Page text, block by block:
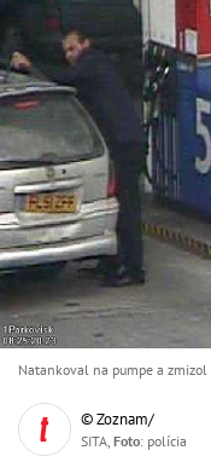
Natankoval na pumpe a
© Zoznam/
SITA, Foto: polícia